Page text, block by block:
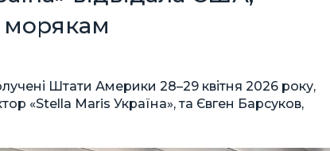
морякам
Штати Америки 28–29 квітня 2026 року,
«Stella Maris Україна», та Євген Барсуков,